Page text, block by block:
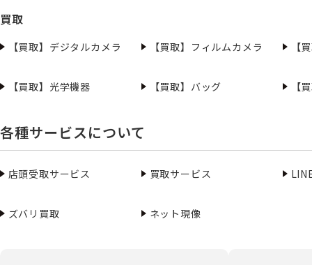
買取
【買取】デジタルカメラ 【買取】フィルムカメラ 【
【買取】光学機器 【買取】バッグ 【
各種サービスについて
店頭受取サービス 買取サービス
ズバリ買取 ネット現像